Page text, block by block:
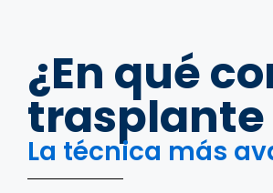
¿En qué
trasplante
La técnica más